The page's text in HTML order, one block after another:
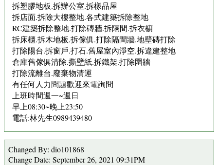
拆塑膠地板.拆辦公室.拆樣品屋
拆店面.拆除大樓整地.各式建築拆除整地
RC建築拆除整地.打除磚牆.拆隔間.拆衣櫥
拆床櫃.拆木地板.拆傢俱.打除隔間牆.地壁磚打除
打除陽台.拆窗戶.打石.舊屋室內淨空.拆違建整地
倉庫舊傢俱清除.撕壁紙.拆鐵架.打除圍牆
打除流離台.廢棄物清運
有任何人力問題歡迎來電詢問
上班時間週一~週日
早上08:30~晚上23:50
電話:林先生0989439480
Changed By: dio101868
Change Date: September 26, 2021 09:31PM